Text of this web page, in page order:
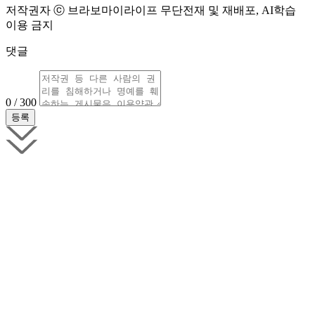
저작권자 ⓒ 브라보마이라이프 무단전재 및 재배포, AI학습
이용 금지
댓글
0 / 300